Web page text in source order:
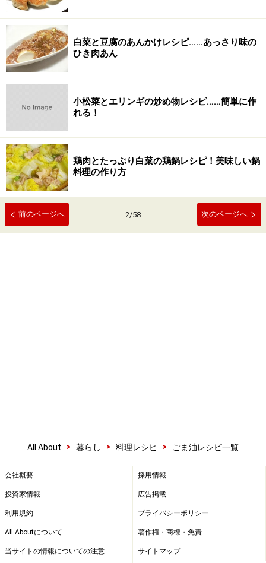
白菜と豆腐のあんかけレシピ……あっさり味の
ひき肉あん
小松菜とエリンギの炒め物レシピ……簡単に作
れる！
鶏肉とたっぷり白菜の鶏鍋レシピ！美味しい鍋
料理の作り方
前のページへ 2/58 次のページへ
All About > 暮らし > 料理レシピ > ごま油レシピ一覧
会社概要 採用情報
投資家情報 広告掲載
利用規約 プライバシーポリシー
All Aboutについて 著作権・商標・免責
当サイトの情報についての注意 サイトマップ